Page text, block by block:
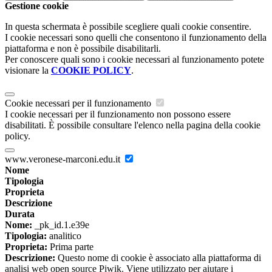
Gestione cookie
In questa schermata è possibile scegliere quali cookie consentire.
I cookie necessari sono quelli che consentono il funzionamento della
piattaforma e non è possibile disabilitarli.
Per conoscere quali sono i cookie necessari al funzionamento potete
visionare la COOKIE POLICY.
Cookie necessari per il funzionamento
I cookie necessari per il funzionamento non possono essere
disabilitati. È possibile consultare l'elenco nella pagina della cookie
policy.
www.veronese-marconi.edu.it
Nome
Tipologia
Proprieta
Descrizione
Durata
Nome: _pk_id.1.e39e
Tipologia: analitico
Proprieta: Prima parte
Descrizione: Questo nome di cookie è associato alla piattaforma di
analisi web open source Piwik. Viene utilizzato per aiutare i